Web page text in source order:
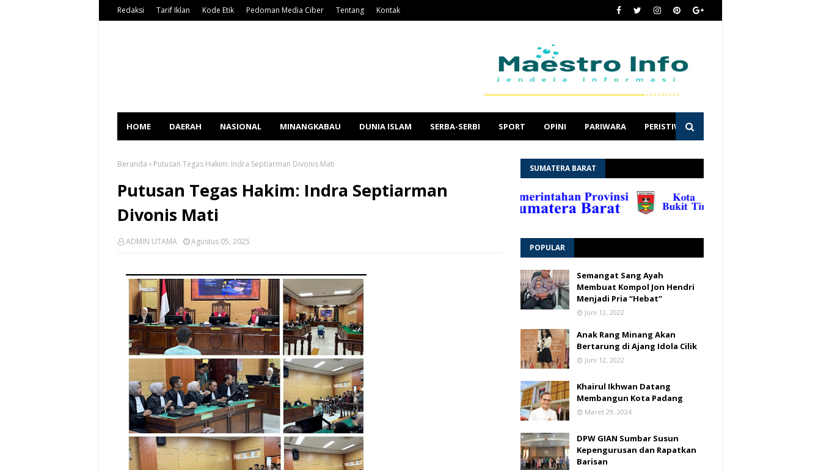
Redaksi Tarif Iklan Kode Etik Pedoman Media Ciber Tentang Kontak
HOME DAERAH NASIONAL MINANGKABAU DUNIA ISLAM SERBA-SERBI SPORT OPINI PARIWARA PERISTIWA
Beranda Putusan Tegas Hakim: Indra Septiarman Divonis Mati
Putusan Tegas Hakim: Indra Septiarman
Divonis Mati
ADMIN UTAMA Agustus 05, 2025
SUMATERA BARAT
POPULAR
Semangat Sang Ayah
Membuat Kompol Jon Hendri
Menjadi Pria “Hebat”
Juni 12, 2022
Anak Rang Minang Akan
Bertarung di Ajang Idola Cilik
Juni 12, 2022
Khairul Ikhwan Datang
Membangun Kota Padang
Maret 29, 2024
DPW GIAN Sumbar Susun
Kepengurusan dan Rapatkan
Barisan